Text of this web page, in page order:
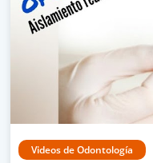
Videos de Odontología